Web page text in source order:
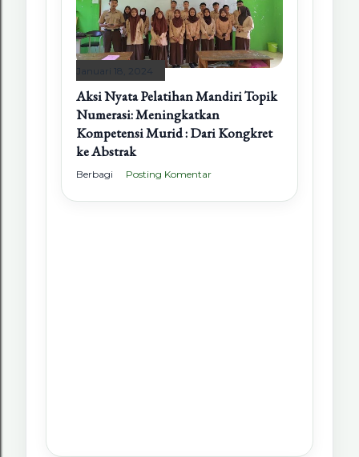
Januari 18, 2024
Aksi Nyata Pelatihan Mandiri Topik
Numerasi: Meningkatkan
Kompetensi Murid : Dari Kongkret
ke Abstrak
Berbagi Posting Komentar